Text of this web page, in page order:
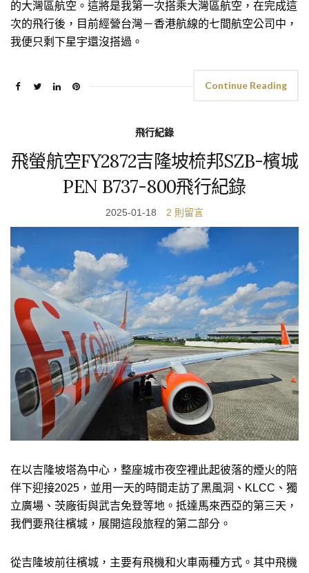
的大灣區航空。這將是我第一次搭乘大灣區航空，在完成這
次的飛行後，目前經營台灣－香港航線的七間航空公司中，
我便只剩下星宇還沒搭過。
Continue Reading
飛行紀錄
飛螢航空FY2872吉隆坡梳邦SZB-檳城
PEN B737-800飛行紀錄
2025-01-18 2 則留言
在以吉隆坡塔為中心，整座城市夜空裡此起彼落的煙火的陪
伴下迎接2025，並用一天的時間走訪了黑風洞、KLCC、獨
立廣場、茨廠街與武吉免登等地。抵達馬來西亞的第三天，
我們要飛往檳城，展開這段旅程的第二部分。
從吉隆坡前往檳城，主要有飛機和火車兩種方式。其中飛機